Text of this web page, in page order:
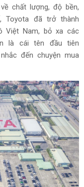
chất lượng, độ bền,
đã trở thành
Việt Nam, bỏ xa các
là cái tên đầu tiên
đến chuyện mua